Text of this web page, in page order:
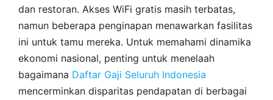
dan restoran. Akses WiFi gratis masih terbatas,
namun beberapa penginapan menawarkan fasilitas
ini untuk tamu mereka. Untuk memahami dinamika
ekonomi nasional, penting untuk menelaah
bagaimana Daftar Gaji Seluruh Indonesia
mencerminkan disparitas pendapatan di berbagai